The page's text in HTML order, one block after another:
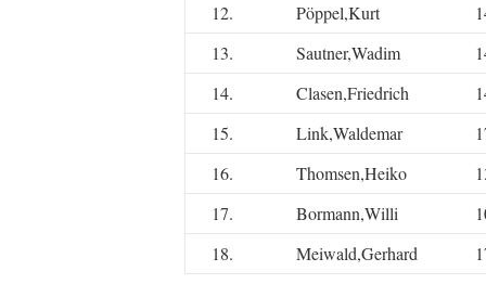
12.
Pöppel,Kurt
13.
Sautner,Wadim
14.
Clasen,Friedrich
15.
Link,Waldemar
16.
Thomsen,Heiko
17.
Bormann,Willi
18.
Meiwald,Gerhard